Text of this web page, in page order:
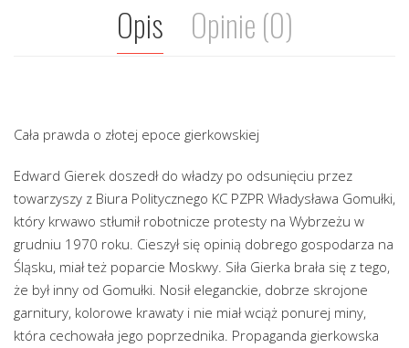
Opis Opinie (0)
Cała prawda o złotej epoce gierkowskiej
Edward Gierek doszedł do władzy po odsunięciu przez
towarzyszy z Biura Politycznego KC PZPR Władysława Gomułki,
który krwawo stłumił robotnicze protesty na Wybrzeżu w
grudniu 1970 roku. Cieszył się opinią dobrego gospodarza na
Śląsku, miał też poparcie Moskwy. Siła Gierka brała się z tego,
że był inny od Gomułki. Nosił eleganckie, dobrze skrojone
garnitury, kolorowe krawaty i nie miał wciąż ponurej miny,
która cechowała jego poprzednika. Propaganda gierkowska